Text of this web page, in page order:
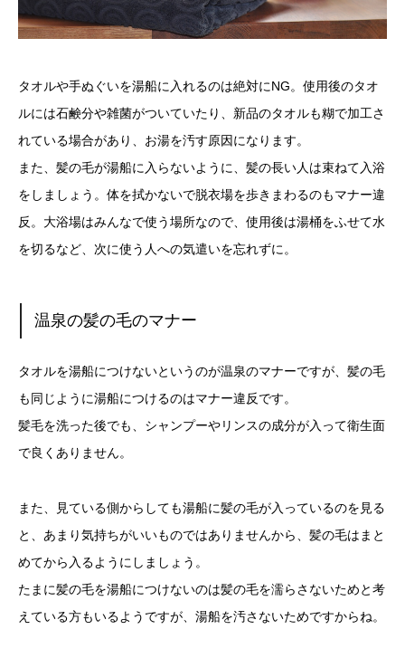
タオルや手ぬぐいを湯船に入れるのは絶対にNG。使用後のタオ
ルには石鹸分や雑菌がついていたり、新品のタオルも糊で加工さ
れている場合があり、お湯を汚す原因になります。
また、髪の毛が湯船に入らないように、髪の長い人は束ねて入浴
をしましょう。体を拭かないで脱衣場を歩きまわるのもマナー違
反。大浴場はみんなで使う場所なので、使用後は湯桶をふせて水
を切るなど、次に使う人への気遣いを忘れずに。
温泉の髪の毛のマナー
タオルを湯船につけないというのが温泉のマナーですが、髪の毛
も同じように湯船につけるのはマナー違反です。
髪毛を洗った後でも、シャンプーやリンスの成分が入って衛生面
で良くありません。
また、見ている側からしても湯船に髪の毛が入っているのを見る
と、あまり気持ちがいいものではありませんから、髪の毛はまと
めてから入るようにしましょう。
たまに髪の毛を湯船につけないのは髪の毛を濡らさないためと考
えている方もいるようですが、湯船を汚さないためですからね。